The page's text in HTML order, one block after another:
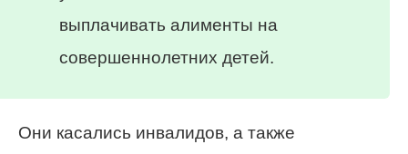
выплачивать алименты на
совершеннолетних детей.
Они касались инвалидов, а также